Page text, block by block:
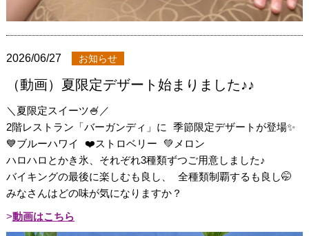
2026/06/27 お知らせ
（動画）夏限定デザート始まりました♪♪
＼夏限定スイーツ🍧／
2階レストラン「バーガンディ」に 季節限定デザートが登場✨
💙ブルーハワイ ❤️ストロベリー 💚メロン
ハロハロとかき氷、それぞれ3種類ずつご用意しました♪
バイキングの最後に楽しむも良し、 全種類制覇するも良し🤭
みなさんはどの味が気になりますか？
動画はこちら